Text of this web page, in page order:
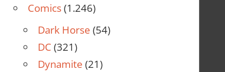
Comics(1.246)
Dark Horse (54)
DC (321)
Dynamite (21)